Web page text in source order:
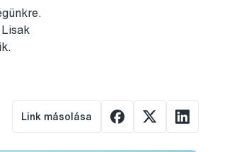
Lisak
Link másolása